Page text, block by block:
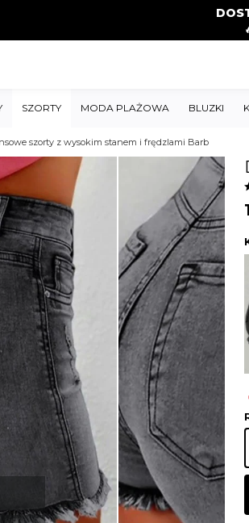
SZORTY MODA PLAŻOWA BLUZKI
szorty z wysokim stanem i frędzlami Barb